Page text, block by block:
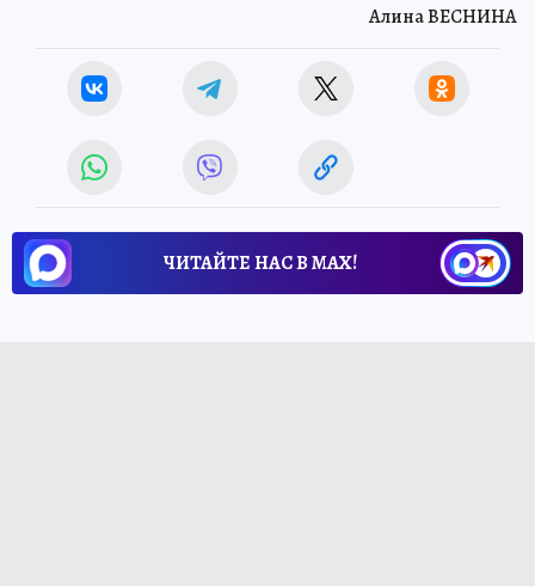
Алина ВЕСНИНА
ЧИТАЙТЕ НАС В МАХ!